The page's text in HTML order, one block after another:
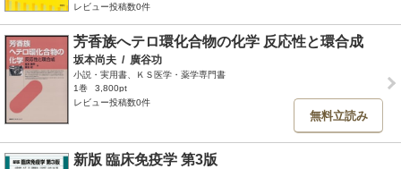
レビュー投稿数0件
芳香族へテロ環化合物の化学 反応性と環合成
坂本尚夫 / 廣谷功
小説・実用書、ＫＳ医学・薬学専門書
1巻
3,800pt
レビュー投稿数0件
無料立読み
新版 臨床免疫学 第3版